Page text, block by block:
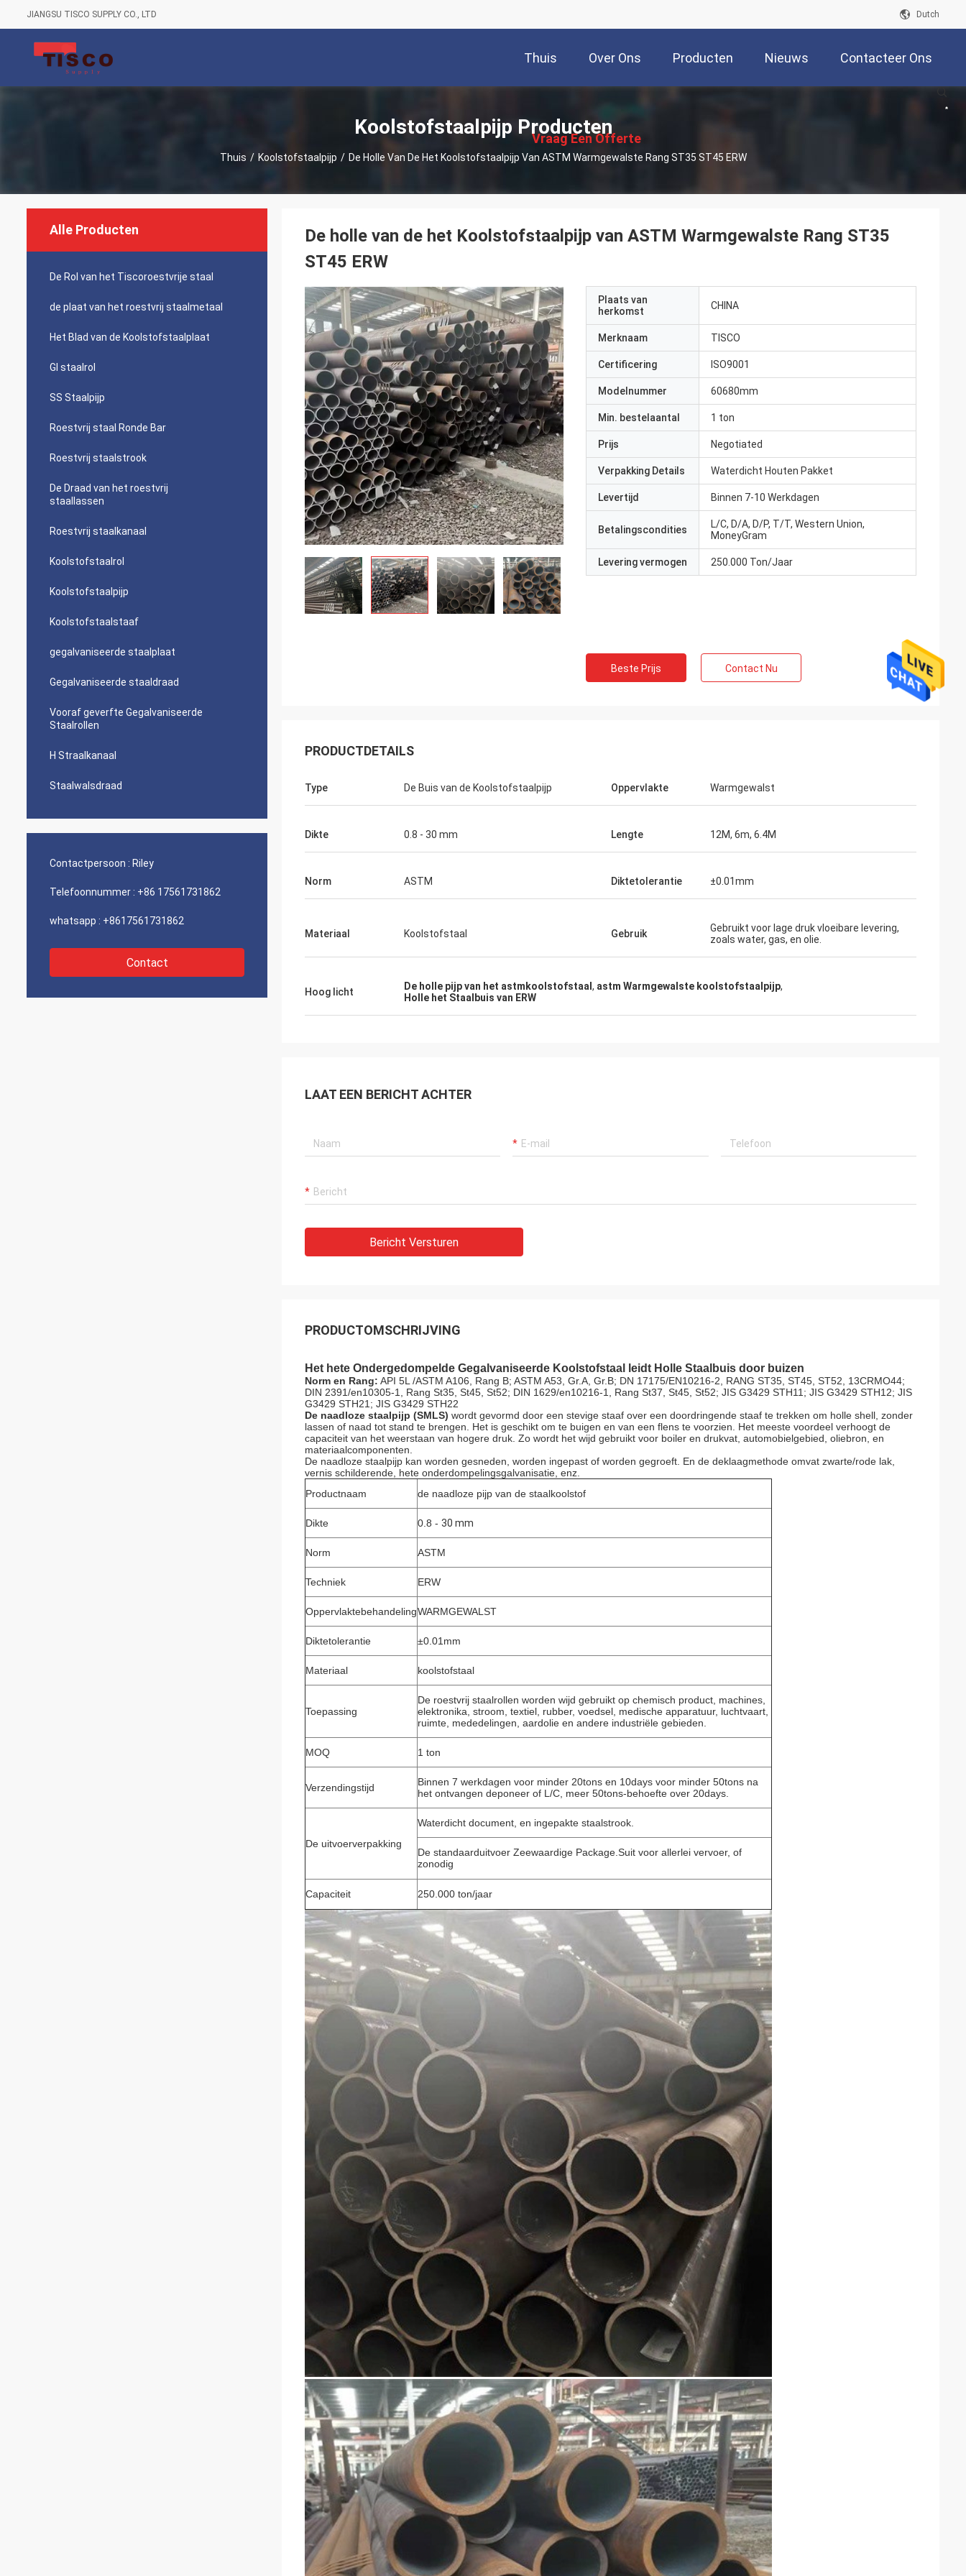
VERZENDEN
JIANGSU TISCO SUPPLY CO., LTD Dutch
Thuis Over Ons Producten Nieuws Contacteer Ons
述
Vraag Een Offerte
Aan
Koolstofstaalpijp Producten
Thuis / Koolstofstaalpijp / De Holle Van De Het Koolstofstaalpijp Van ASTM Warmgewalste Rang ST35 ST45 ERW
Alle Producten
De Rol van het Tiscoroestvrije staal
de plaat van het roestvrij staalmetaal
Het Blad van de Koolstofstaalplaat
GI staalrol
SS Staalpijp
Roestvrij staal Ronde Bar
Roestvrij staalstrook
De Draad van het roestvrij
staallassen
Roestvrij staalkanaal
Koolstofstaalrol
Koolstofstaalpijp
Koolstofstaalstaaf
gegalvaniseerde staalplaat
Gegalvaniseerde staaldraad
Vooraf geverfte Gegalvaniseerde
Staalrollen
H Straalkanaal
Staalwalsdraad
Contactpersoon : Riley
Telefoonnummer : +86 17561731862
whatsapp : +8617561731862
Contact
De holle van de het Koolstofstaalpijp van ASTM Warmgewalste Rang ST35
ST45 ERW
Plaats van
herkomst
CHINA
Merknaam TISCO
Certificering ISO9001
Modelnummer 60680mm
Min. bestelaantal 1 ton
Prijs Negotiated
Verpakking Details Waterdicht Houten Pakket
Levertijd Binnen 7-10 Werkdagen
Betalingscondities
L/C, D/A, D/P, T/T, Western Union,
MoneyGram
Levering vermogen 250.000 Ton/Jaar
Beste Prijs Contact Nu
PRODUCTDETAILS
Type De Buis van de Koolstofstaalpijp Oppervlakte Warmgewalst
Dikte 0.8 - 30 mm Lengte 12M, 6m, 6.4M
Norm ASTM Diktetolerantie ±0.01mm
Materiaal Koolstofstaal Gebruik
Gebruikt voor lage druk vloeibare levering,
zoals water, gas, en olie.
Hoog licht De holle pijp van het astmkoolstofstaal , astm Warmgewalste koolstofstaalpijp,
Holle het Staalbuis van ERW
LAAT EEN BERICHT ACHTER
Bericht Versturen
PRODUCTOMSCHRIJVING
Het hete Ondergedompelde Gegalvaniseerde Koolstofstaal leidt Holle Staalbuis door buizen
Norm en Rang: API 5L /ASTM A106, Rang B; ASTM A53, Gr.A, Gr.B; DN 17175/EN10216-2, RANG ST35, ST45, ST52, 13CRMO44;
DIN 2391/en10305-1, Rang St35, St45, St52; DIN 1629/en10216-1, Rang St37, St45, St52; JIS G3429 STH11; JIS G3429 STH12; JIS
G3429 STH21; JIS G3429 STH22
De naadloze staalpijp (SMLS) wordt gevormd door een stevige staaf over een doordringende staaf te trekken om holle shell, zonder
lassen of naad tot stand te brengen. Het is geschikt om te buigen en van een flens te voorzien. Het meeste voordeel verhoogt de
capaciteit van het weerstaan van hogere druk. Zo wordt het wijd gebruikt voor boiler en drukvat, automobielgebied, oliebron, en
materiaalcomponenten.
De naadloze staalpijp kan worden gesneden, worden ingepast of worden gegroeft. En de deklaagmethode omvat zwarte/rode lak,
vernis schilderende, hete onderdompelingsgalvanisatie, enz.
Productnaam
de naadloze pijp van de staalkoolstof
Dikte 0.8 - 30 mm
Norm ASTM
Techniek ERW
OppervlaktebehandelingWARMGEWALST
Diktetolerantie ±0.01mm
Materiaal koolstofstaal
Toepassing
De roestvrij staalrollen worden wijd gebruikt op chemisch product, machines,
elektronika, stroom, textiel, rubber, voedsel, medische apparatuur, luchtvaart,
ruimte, mededelingen, aardolie en andere industriële gebieden.
MOQ 1 ton
Verzendingstijd
Binnen 7 werkdagen voor minder 20tons en 10days voor minder 50tons na
het ontvangen deponeer of L/C, meer 50tons-behoefte over 20days.
De uitvoerverpakking
Waterdicht document, en ingepakte staalstrook.
De standaarduitvoer Zeewaardige Package.Suit voor allerlei vervoer, of
zonodig
Capaciteit 250.000 ton/jaar